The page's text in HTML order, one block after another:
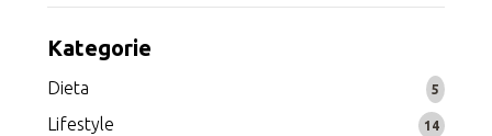
Kategorie
Dieta 5
Lifestyle 14